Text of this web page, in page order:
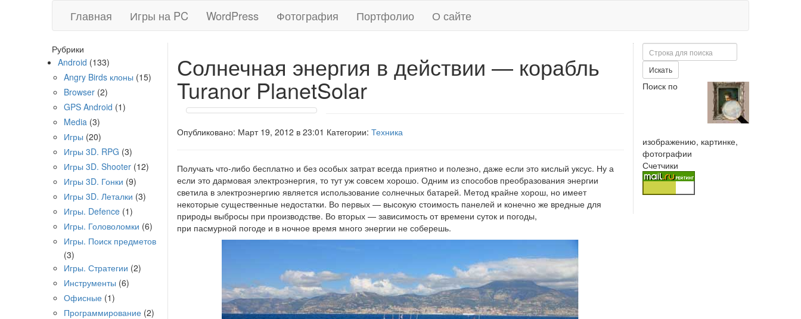
Главная Игры на PC WordPress Фотография Портфолио О сайте
Солнечная энергия в действии — корабль
Turanor PlanetSolar
Опубликовано: Март 19, 2012 в 23:01 Категории: Техника
Получать что-либо бесплатно и без особых затрат всегда приятно и полезно, даже если это кислый уксус. Ну а
если это дармовая электроэнергия, то тут уж совсем хорошо. Одним из способов преобразования энергии
светила в электроэнергию является использование солнечных батарей. Метод крайне хорош, но имеет
некоторые существенные недостатки. Во первых — высокую стоимость панелей и конечно же вредные для
природы выбросы при производстве. Во вторых — зависимость от времени суток и погоды,
при пасмурной погоде и в ночное время много энергии не соберешь.
Рубрики
Android (133)
Angry Birds клоны (15)
Browser (2)
GPS Android (1)
Media (3)
Игры (20)
Игры 3D. RPG (3)
Игры 3D. Shooter (12)
Игры 3D. Гонки (9)
Игры 3D. Леталки (3)
Игры. Defence (1)
Игры. Головоломки (6)
Игры. Поиск предметов
(3)
Игры. Стратегии (2)
Инструменты (6)
Офисные (1)
Программирование (2)
Поиск
Искать
Поиск по
изображению, картинке,
фотографии
Счетчики